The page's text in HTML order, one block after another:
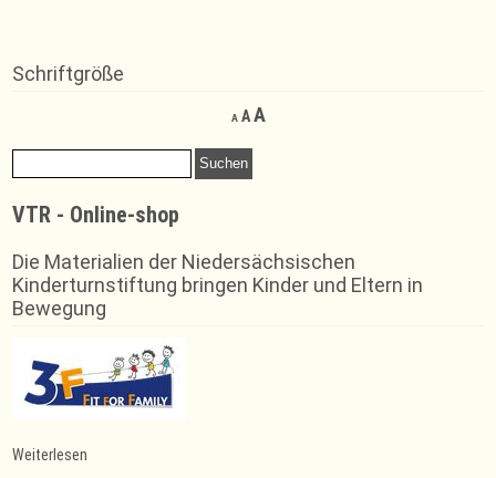
Schriftgröße
A
Decrease
font
AReset
size.
AIncrease
Suchen
nach:
VTR - Online-shop
Die Materialien der Niedersächsischen
Kinderturnstiftung bringen Kinder und Eltern in
Bewegung
Weiterlesen